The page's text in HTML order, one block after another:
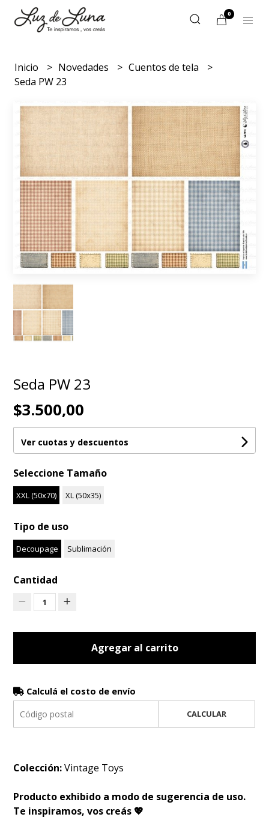
0
Inicio Novedades
Cuentos de tela
Seda PW 23
Seda PW 23
$3.500,00
Ver cuotas y descuentos
Seleccione Tamaño
XXL (50x70) XL (50x35)
Tipo de uso
Decoupage Sublimación
Cantidad
1
Agregar al carrito
Calculá el costo de envío
CALCULAR
Colección:Vintage Toys
Producto exhibido a modo de sugerencia de uso.
Te inspiramos, vos creás 💖